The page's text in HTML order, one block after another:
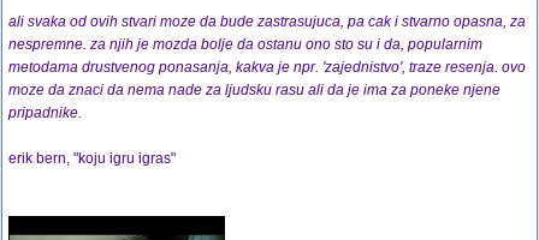
ali svaka od ovih stvari moze da bude zastrasujuca, pa cak i stvarno opasna, za
nespremne. za njih je mozda bolje da ostanu ono sto su i da, popularnim
metodama drustvenog ponasanja, kakva je npr. 'zajednistvo', traze resenja. ovo
moze da znaci da nema nade za ljudsku rasu ali da je ima za poneke njene
pripadnike.
erik bern, "koju igru igras"